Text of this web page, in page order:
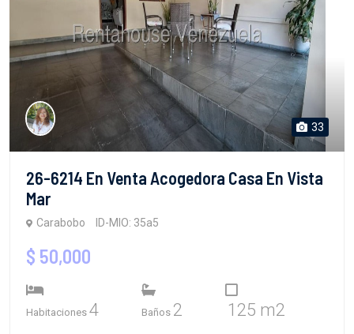
33
26-6214 En Venta Acogedora Casa En Vista
Mar
Carabobo ID-MIO: 35a5
$ 50,000
Habitaciones 4 Baños 2 125 m2